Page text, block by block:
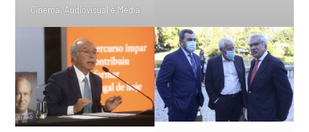
Cinema, Audiovisual e Media